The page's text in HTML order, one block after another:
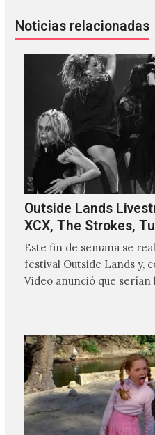
Noticias relacionadas
Outside Lands
XCX, The Strokes,
Este fin de semana se
festival Outside Lands y,
Video anunció que serían